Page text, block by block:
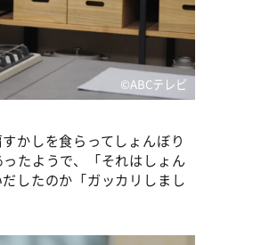
©ABCテレビ
かしを食らってしょんぼり
たようで、「それはしょん
したのか「ガッカリしまし